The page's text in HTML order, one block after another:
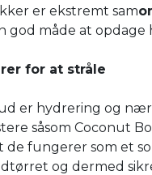
er ekstremt sam
måde at opdage
for at stråle
er hydrering og
såsom Coconut
de fungerer som et
og dermed